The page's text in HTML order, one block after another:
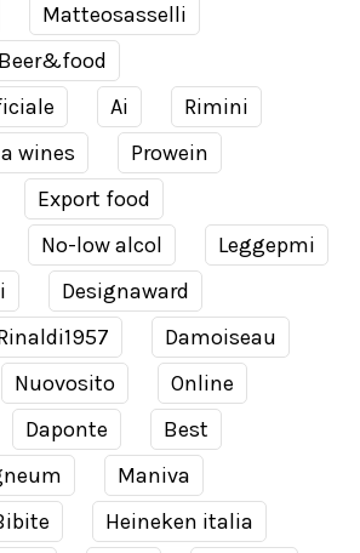
Matteosasselli
Beer&food
Ai
Rimini
wines
Prowein
Export food
No-low alcol
Leggepmi
Designaward
Damoiseau
Nuovosito
Online
Daponte
Best
Maniva
Heineken italia